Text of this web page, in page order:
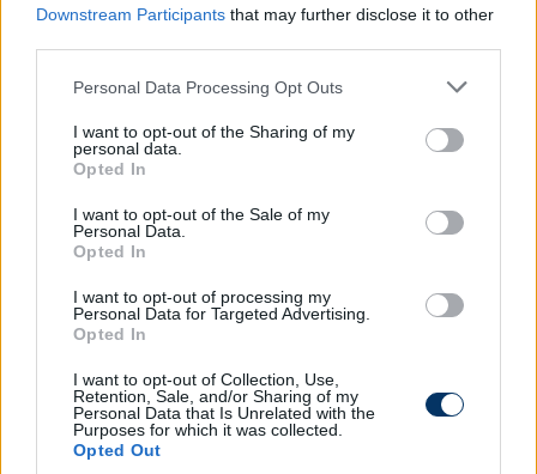
Downstream Participants that may further disclose it to other
Please note that this website/app uses one or more Google
not limited to your visit or usage behaviour. You may click to
grant or deny consent to Google and its third-party tags to
use your data for below specified purposes in below Google
consent section.
Personal Data Processing Opt Outs
I want to opt-out of the Sharing of my
personal data.
Opted In
I want to opt-out of the Sale of my
Personal Data.
Opted In
I want to opt-out of processing my
Personal Data for Targeted Advertising.
Opted In
I want to opt-out of Collection, Use,
Retention, Sale, and/or Sharing of my
Personal Data that Is Unrelated with the
Purposes for which it was collected.
Opted Out
Olvastad már?
NB I: A Fradiból szerezhet meg fiatal